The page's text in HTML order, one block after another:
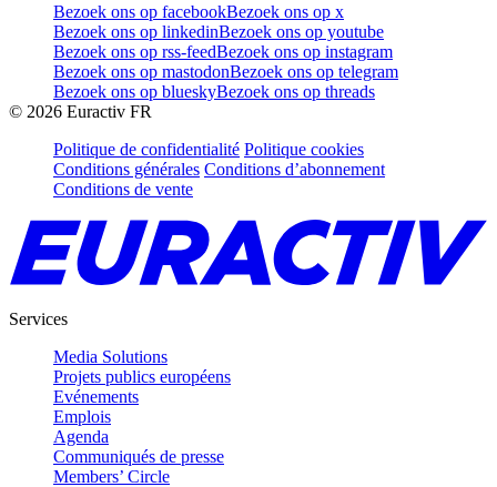
Bezoek ons op facebookBezoek ons op x
Bezoek ons op linkedinBezoek ons op youtube
Bezoek ons op rss-feedBezoek ons op instagram
Bezoek ons op mastodonBezoek ons op telegram
Bezoek ons op blueskyBezoek ons op threads
© 2026 Euractiv FR
Politique de confidentialité Politique cookies
Conditions générales Conditions d’abonnement
Conditions de vente
Services
Media Solutions
Projets publics européens
Evénements
Emplois
Agenda
Communiqués de presse
Members’ Circle